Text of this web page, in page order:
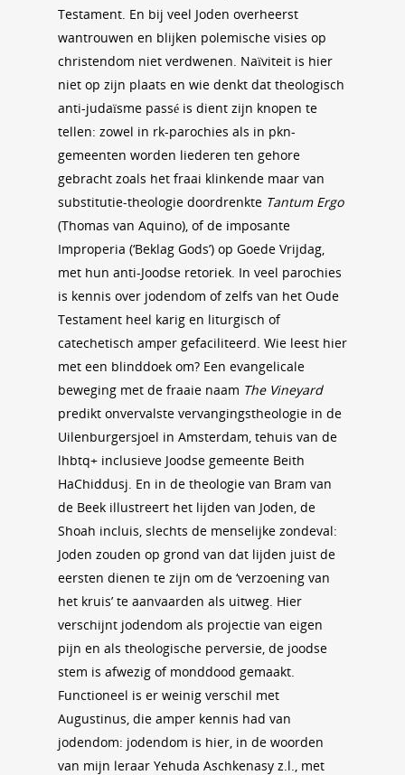
Testament. En bij veel Joden overheerst
wantrouwen en blijken polemische visies op
christendom niet verdwenen. Naïviteit is hier
niet op zijn plaats en wie denkt dat theologisch
anti-judaïsme passé is dient zijn knopen te
tellen: zowel in rk-parochies als in pkn-
gemeenten worden liederen ten gehore
gebracht zoals het fraai klinkende maar van
substitutie-theologie doordrenkte Tantum Ergo
(Thomas van Aquino), of de imposante
Improperia (‘Beklag Gods’) op Goede Vrijdag,
met hun anti-Joodse retoriek. In veel parochies
is kennis over jodendom of zelfs van het Oude
Testament heel karig en liturgisch of
catechetisch amper gefaciliteerd. Wie leest hier
met een blinddoek om? Een evangelicale
beweging met de fraaie naam The Vineyard
predikt onvervalste vervangingstheologie in de
Uilenburgersjoel in Amsterdam, tehuis van de
lhbtq+ inclusieve Joodse gemeente Beith
HaChiddusj. En in de theologie van Bram van
de Beek illustreert het lijden van Joden, de
Shoah incluis, slechts de menselijke zondeval:
Joden zouden op grond van dat lijden juist de
eersten dienen te zijn om de ‘verzoening van
het kruis’ te aanvaarden als uitweg. Hier
verschijnt jodendom als projectie van eigen
pijn en als theologische perversie, de joodse
stem is afwezig of monddood gemaakt.
Functioneel is er weinig verschil met
Augustinus, die amper kennis had van
jodendom: jodendom is hier, in de woorden
van mijn leraar Yehuda Aschkenasy z.l., met